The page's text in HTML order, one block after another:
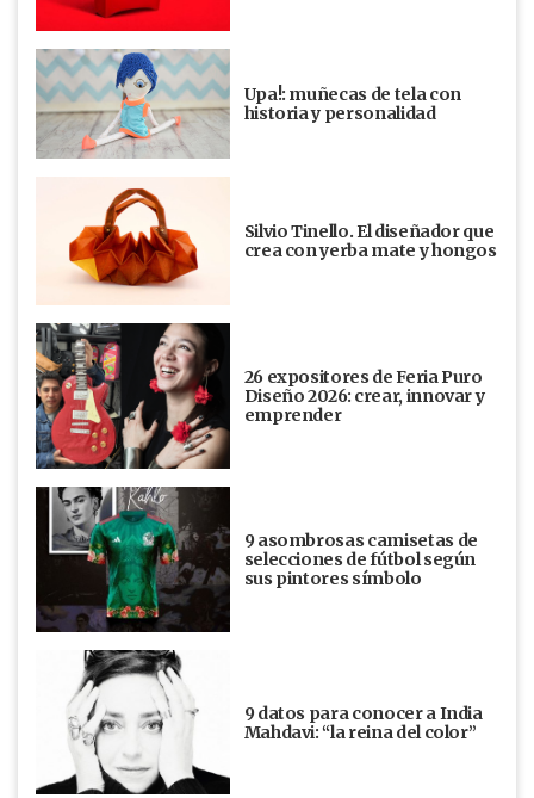
Upa!: muñecas de tela con
historia y personalidad
Silvio Tinello. El diseñador que
crea con yerba mate y hongos
26 expositores de Feria Puro
Diseño 2026: crear, innovar y
emprender
9 asombrosas camisetas de
selecciones de fútbol según
sus pintores símbolo
9 datos para conocer a India
Mahdavi: “la reina del color”